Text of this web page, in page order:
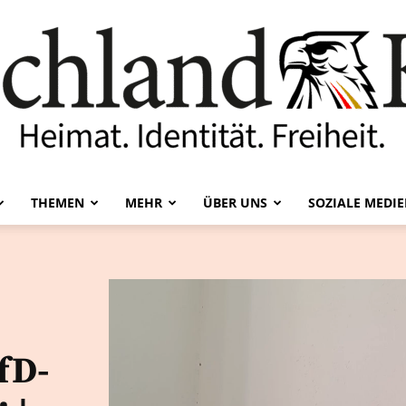
THEMEN MEHR ÜBER UNS SOZIALE